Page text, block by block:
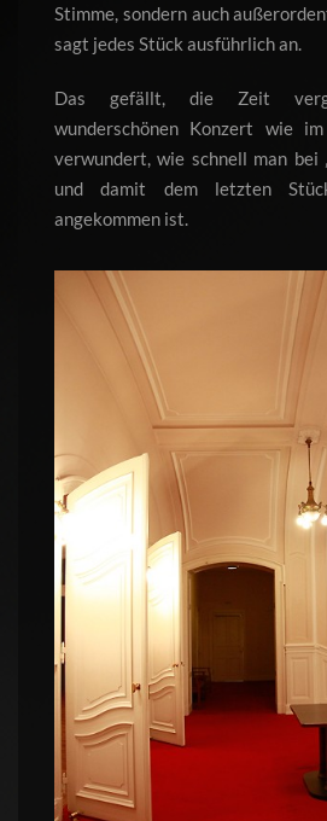
Stimme, sondern auch
sagt jedes Stück ausführlich an.
Das gefällt, die Zeit
wunderschönen Konzert wie
verwundert, wie schnell man bei
und damit dem letzten
angekommen ist.